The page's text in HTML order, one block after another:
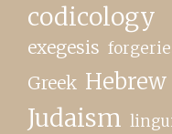
codicology
exegesis
Greek Hebrew
Judaism